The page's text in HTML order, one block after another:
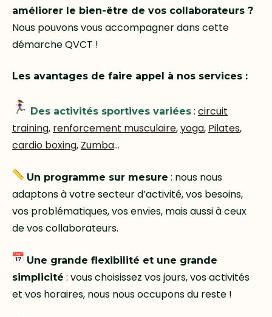
améliorer le bien-être de vos collaborateurs ?
Nous pouvons vous accompagner dans cette
démarche QVCT !
Les avantages de faire appel à nos services :
Des activités sportives variées : circuit
training, renforcement musculaire,yoga, Pilates,
cardio boxing, Zumba…
Un programme sur mesure : nous nous
adaptons à votre secteur d’activité, vos besoins,
vos problématiques, vos envies, mais aussi à ceux
de vos collaborateurs.
Une grande flexibilité et une grande
simplicité : vous choisissez vos jours, vos activités
et vos horaires, nous nous occupons du reste !